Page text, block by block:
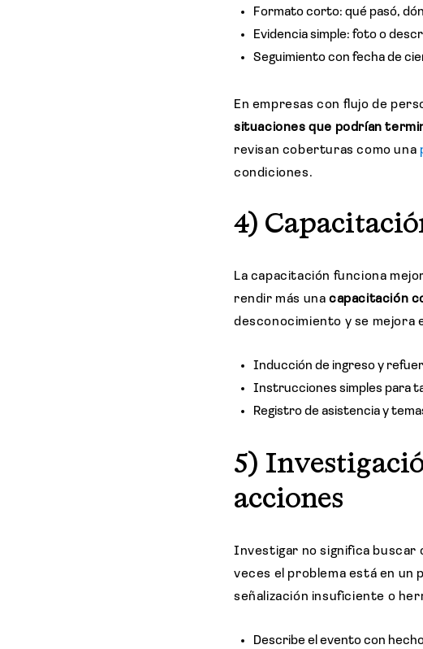
Formato corto: qué pasó,
Evidencia simple: foto o
Seguimiento con fecha de
En empresas con flujo de
situaciones que podrían
revisan coberturas como una
condiciones.
4)
La capacitación funciona
rendir más una capacitación
desconocimiento y se mejora
Inducción de ingreso y
Instrucciones simples para
Registro de asistencia y
5)
acciones
Investigar no significa buscar
veces el problema está en un
señalización insuficiente o
Describe el evento con